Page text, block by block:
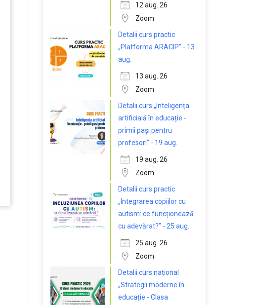
12 aug. 26
Zoom
Detalii curs practic
„Platforma ARACIP” - 13
aug.
13 aug. 26
Zoom
Detalii curs „Inteligența
artificială în educație -
primii pași pentru
profesori” - 19 aug.
19 aug. 26
Zoom
Detalii curs practic
„Integrarea copiilor cu
autism: ce funcționează
cu adevărat?” - 25 aug.
25 aug. 26
Zoom
Detalii curs național
„Strategii moderne în
educație - Clasa